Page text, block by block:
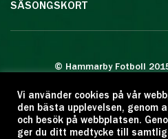
SÄSONGSKORT
© Hammarby Fotboll
Eftertryck eller annan
Citera oss gärna
Vi använder cookies på vår
den bästa upplevelsen, genom
och besök på webbplatsen.
ger du ditt medtycke till